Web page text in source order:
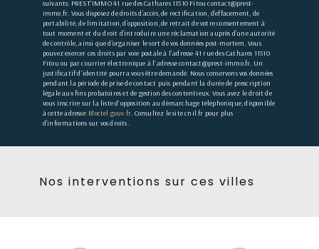
suivants: PREST'IMMO 41 rue des Cathares 11510 Fitou contact@prest-
immo.fr. Vous disposez de droits d’accès, de rectification, d’effacement, de
portabilité, de limitation, d’opposition, de retrait de votre consentement à
tout moment et du droit d’introduire une réclamation auprès d’une autorité
de contrôle, ainsi que d’organiser le sort de vos données post-mortem. Vous
pouvez exercer ces droits par voie postale à l'adresse 41 rue des Cathares 11510
Fitou ou par courrier électronique à l'adresse contact@prest-immo.fr. Un
justificatif d'identité pourra vous être demandé. Nous conservons vos données
pendant la période de prise de contact puis pendant la durée de prescription
légale aux fins probatoires et de gestion des contentieux. Vous avez le droit de
vous inscrire sur la liste d'opposition au démarchage téléphonique, disponible
à cette adresse: Bloctel.gouv.fr. Consultez le site cnil.fr pour plus
d’informations sur vos droits.
Nos interventions sur ces villes